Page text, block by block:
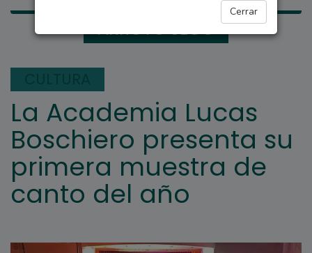
Cerrar
ARROYO SECO
La Academia Lucas
Boschiero presenta su
primera muestra de
canto del año